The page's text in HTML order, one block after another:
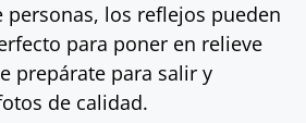
personas, los reflejos pueden
para poner en relieve
prepárate para salir y
de calidad.